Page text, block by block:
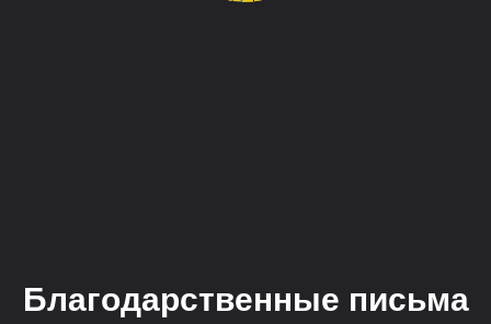
Благодарственные письма